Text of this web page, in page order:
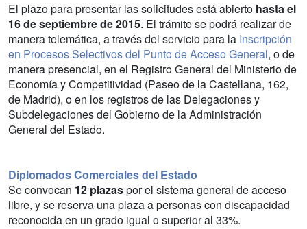
El plazo para presentar las solicitudes está abierto hasta el
16 de septiembre de 2015. El trámite se podrá realizar de
manera telemática, a través del servicio para la Inscripción
en Procesos Selectivos del Punto de Acceso General, o de
manera presencial, en el Registro General del Ministerio de
Economía y Competitividad (Paseo de la Castellana, 162,
de Madrid), o en los registros de las Delegaciones y
Subdelegaciones del Gobierno de la Administración
General del Estado.
Diplomados Comerciales del Estado
Se convocan 12 plazaspor el sistema general de acceso
libre, y se reserva una plaza a personas con discapacidad
reconocida en un grado igual o superior al 33%.